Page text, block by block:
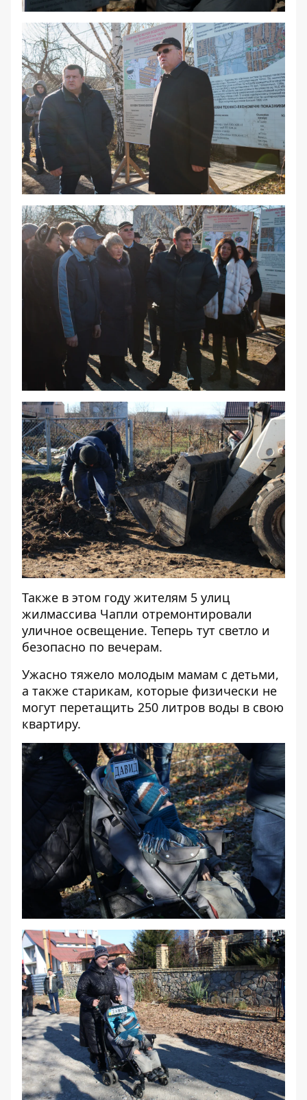
Также в этом году жителям 5 улиц
жилмассива Чапли отремонтировали
уличное освещение. Теперь тут светло и
безопасно по вечерам.
Ужасно тяжело молодым мамам с детьми,
а также старикам, которые физически не
могут перетащить 250 литров воды в свою
квартиру.